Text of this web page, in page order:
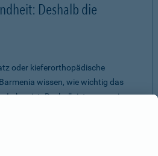
Deshalb die
oder kieferorthopädische
wissen, wie wichtig das
Leben ist. Deshalb ist es uns ein
und individuelles
Mit einer unserer